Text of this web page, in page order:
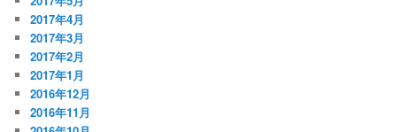
2017年4月
2017年3月
2017年2月
2017年1月
2016年12月
2016年11月